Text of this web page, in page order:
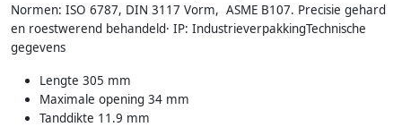
Normen: ISO 6787, DIN 3117 Vorm, ASME B107. Precisie gehard
en roestwerend behandeld· IP: IndustrieverpakkingTechnische
gegevens
Lengte 305 mm
Maximale opening 34 mm
Tanddikte 11.9 mm